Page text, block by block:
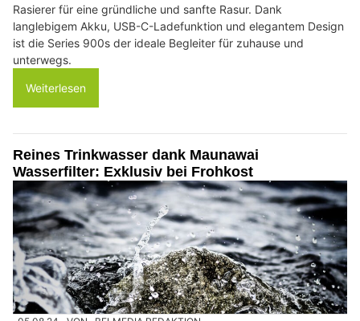
Rasierer für eine gründliche und sanfte Rasur. Dank
langlebigem Akku, USB-C-Ladefunktion und elegantem Design
ist die Series 900s der ideale Begleiter für zuhause und
unterwegs.
Weiterlesen
Reines Trinkwasser dank Maunawai
Wasserfilter: Exklusiv bei Frohkost